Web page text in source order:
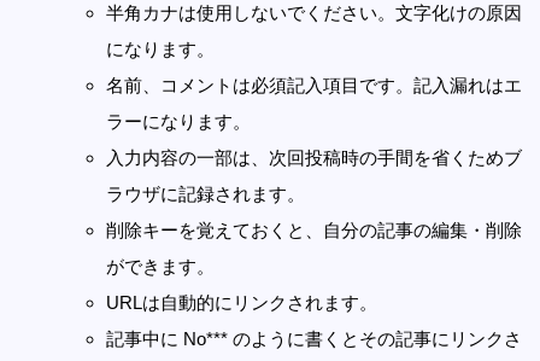
半角カナは使用しないでください。文字化けの原因
になります。
名前、コメントは必須記入項目です。記入漏れはエ
ラーになります。
入力内容の一部は、次回投稿時の手間を省くためブ
ラウザに記録されます。
削除キーを覚えておくと、自分の記事の編集・削除
ができます。
URLは自動的にリンクされます。
記事中に No*** のように書くとその記事にリンクさ